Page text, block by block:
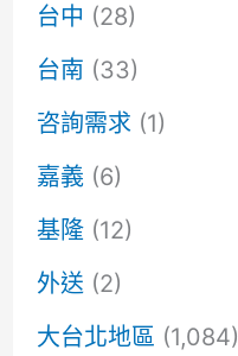
台中 (28)
台南 (33)
咨詢需求(1)
嘉義(6)
基隆(12)
外送 (2)
大台北地區 (1,084)